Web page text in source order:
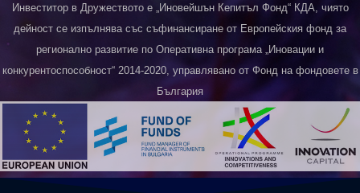
Инвеститор в Дружеството е „Иновейшън Кепитъл Фонд“ КДА, чиято
дейност се изпълнява със съфинансиране от Европейския фонд за
регионално развитие по Оперативна програма „Иновации и
конкурентоспособност“ 2014-2020, управлявано от Фонд на фондовете в
България